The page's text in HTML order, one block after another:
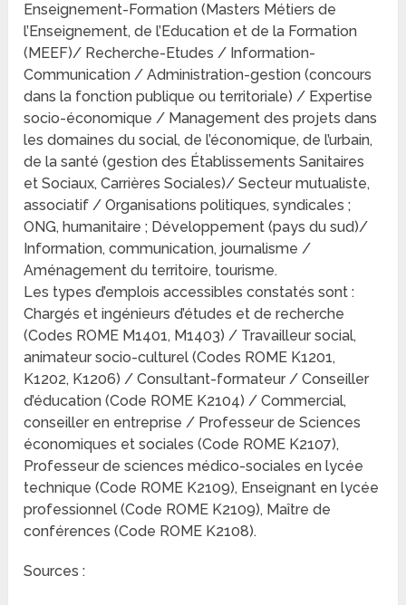
Enseignement-Formation (Masters Métiers de
l’Enseignement, de l’Education et de la Formation
(MEEF)/ Recherche-Etudes / Information-
Communication / Administration-gestion (concours
dans la fonction publique ou territoriale) / Expertise
socio-économique / Management des projets dans
les domaines du social, de l’économique, de l’urbain,
de la santé (gestion des Établissements Sanitaires
et Sociaux, Carrières Sociales)/ Secteur mutualiste,
associatif / Organisations politiques, syndicales ;
ONG, humanitaire ; Développement (pays du sud)/
Information, communication, journalisme /
Aménagement du territoire, tourisme.
Les types d’emplois accessibles constatés sont :
Chargés et ingénieurs d’études et de recherche
(Codes ROME M1401, M1403) / Travailleur social,
animateur socio-culturel (Codes ROME K1201,
K1202, K1206) / Consultant-formateur / Conseiller
d’éducation (Code ROME K2104) / Commercial,
conseiller en entreprise / Professeur de Sciences
économiques et sociales (Code ROME K2107),
Professeur de sciences médico-sociales en lycée
technique (Code ROME K2109), Enseignant en lycée
professionnel (Code ROME K2109), Maître de
conférences (Code ROME K2108).
Sources :